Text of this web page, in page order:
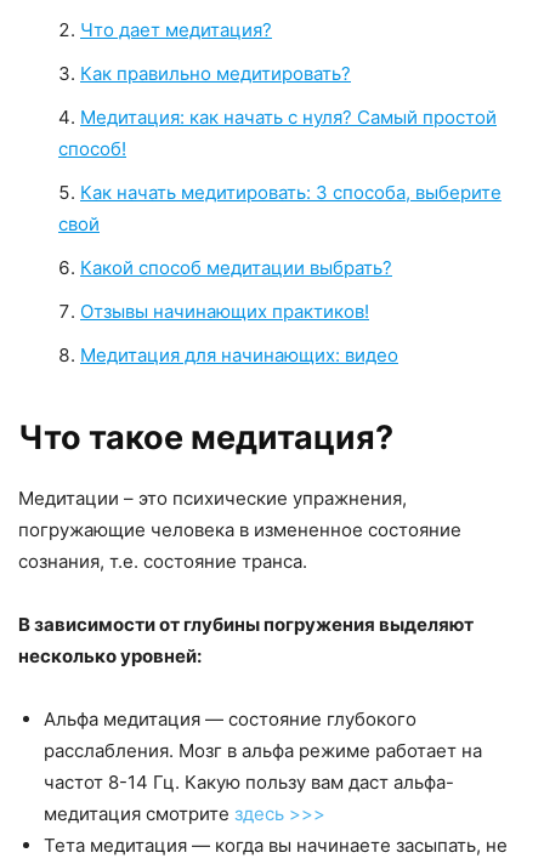
Что дает медитация?
Как правильно медитировать?
Медитация: как начать с нуля? Самый простой
способ!
Как начать медитировать: 3 способа, выберите
свой
Какой способ медитации выбрать?
Отзывы начинающих практиков!
Медитация для начинающих: видео
Что такое медитация?
Медитации – это психические упражнения,
погружающие человека в измененное состояние
сознания, т.е. состояние транса.
В зависимости от глубины погружения выделяют
несколько уровней:
Альфа медитация — состояние глубокого
расслабления. Мозг в альфа режиме работает на
частот 8-14 Гц. Какую пользу вам даст альфа-
медитация смотрите здесь >>>
Тета медитация — когда вы начинаете засыпать, не